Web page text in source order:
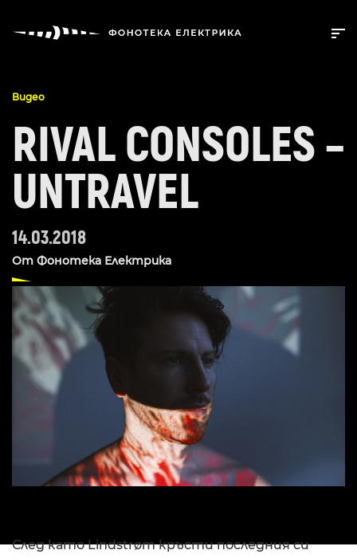
Видео
RIVAL CONSOLES –
UNTRAVEL
14.03.2018
От Фонотека Електрика
След като Lindstrøm кръсти последния си